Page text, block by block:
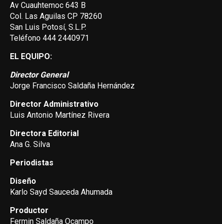
Av Cuauhtemoc 643 B
Col. Las Aguilas CP 78260
San Luis Potosí, S.L.P.
Teléfono 444 2440971
EL EQUIPO:
Director General
Jorge Francisco Saldaña Hernández
Director Administrativo
Luis Antonio Martínez Rivera
Directora Editorial
Ana G. Silva
Periodistas
Diseño
Karlo Sayd Sauceda Ahumada
Productor
Fermin Saldaña Ocampo